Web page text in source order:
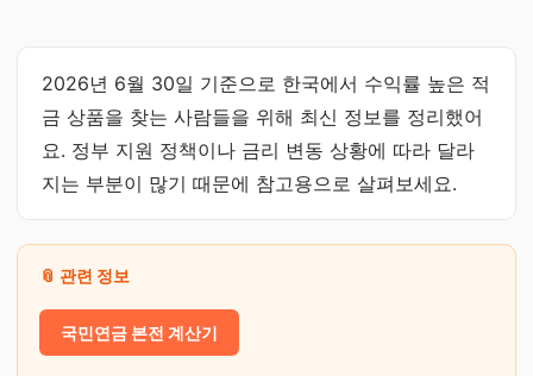
2026년 6월 30일 기준으로 한국에서 수익률 높은 적
금 상품을 찾는 사람들을 위해 최신 정보를 정리했어
요. 정부 지원 정책이나 금리 변동 상황에 따라 달라
지는 부분이 많기 때문에 참고용으로 살펴보세요.
📎 관련 정보
국민연금 본전 계산기